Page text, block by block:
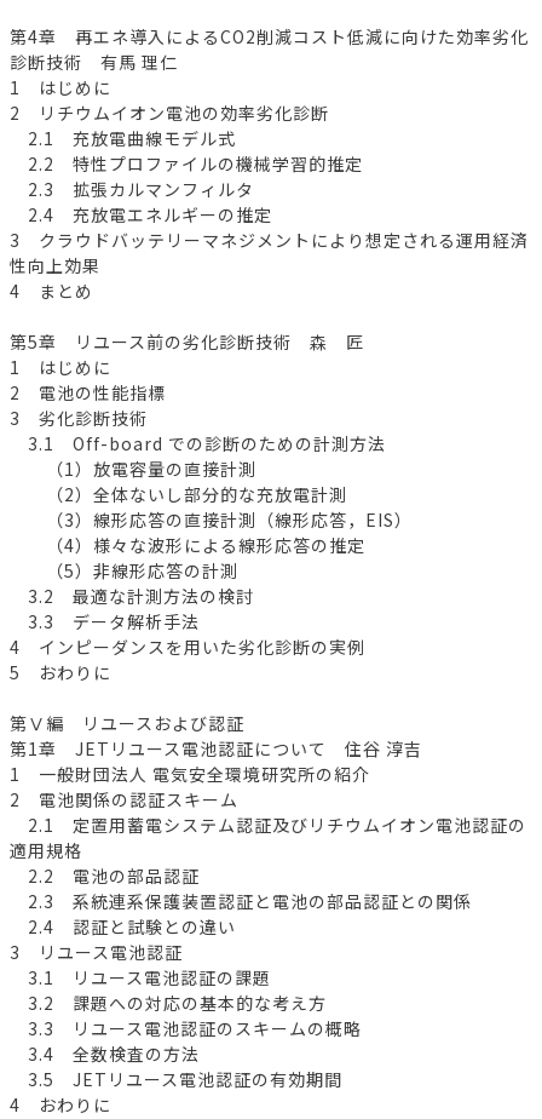
第4章 再エネ導入によるCO2削減コスト低減に向けた効率劣化
診断技術 有馬 理仁
1 はじめに
2 リチウムイオン電池の効率劣化診断
2.1 充放電曲線モデル式
2.2 特性プロファイルの機械学習的推定
2.3 拡張カルマンフィルタ
2.4 充放電エネルギーの推定
3 クラウドバッテリーマネジメントにより想定される運用経済
性向上効果
4 まとめ
第5章 リユース前の劣化診断技術 森 匠
1 はじめに
2 電池の性能指標
3 劣化診断技術
3.1 Off-board での診断のための計測方法
（1）放電容量の直接計測
（2）全体ないし部分的な充放電計測
（3）線形応答の直接計測（線形応答，EIS）
（4）様々な波形による線形応答の推定
（5）非線形応答の計測
3.2 最適な計測方法の検討
3.3 データ解析手法
4 インピーダンスを用いた劣化診断の実例
5 おわりに
第Ⅴ編 リユースおよび認証
第1章 JETリユース電池認証について 住谷 淳吉
1 一般財団法人 電気安全環境研究所の紹介
2 電池関係の認証スキーム
2.1 定置用蓄電システム認証及びリチウムイオン電池認証の
適用規格
2.2 電池の部品認証
2.3 系統連系保護装置認証と電池の部品認証との関係
2.4 認証と試験との違い
3 リユース電池認証
3.1 リユース電池認証の課題
3.2 課題への対応の基本的な考え方
3.3 リユース電池認証のスキームの概略
3.4 全数検査の方法
3.5 JETリユース電池認証の有効期間
4 おわりに